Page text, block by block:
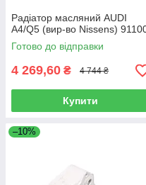
Радіатор масляний AUDI
A4/Q5 (вир-во Nissens)
Готово до відправки
4 269,60 ₴ 4 744 ₴
Купити
–10%